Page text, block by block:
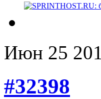
Июн 25
#32398